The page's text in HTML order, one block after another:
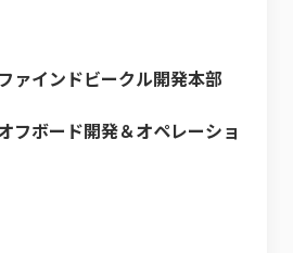
ァインドビークル開発本部
フボード開発＆オペレーショ